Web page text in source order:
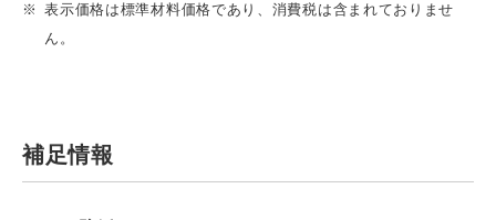
表示価格は標準材料価格であり、消費税は含まれておりませ
ん。
補足情報